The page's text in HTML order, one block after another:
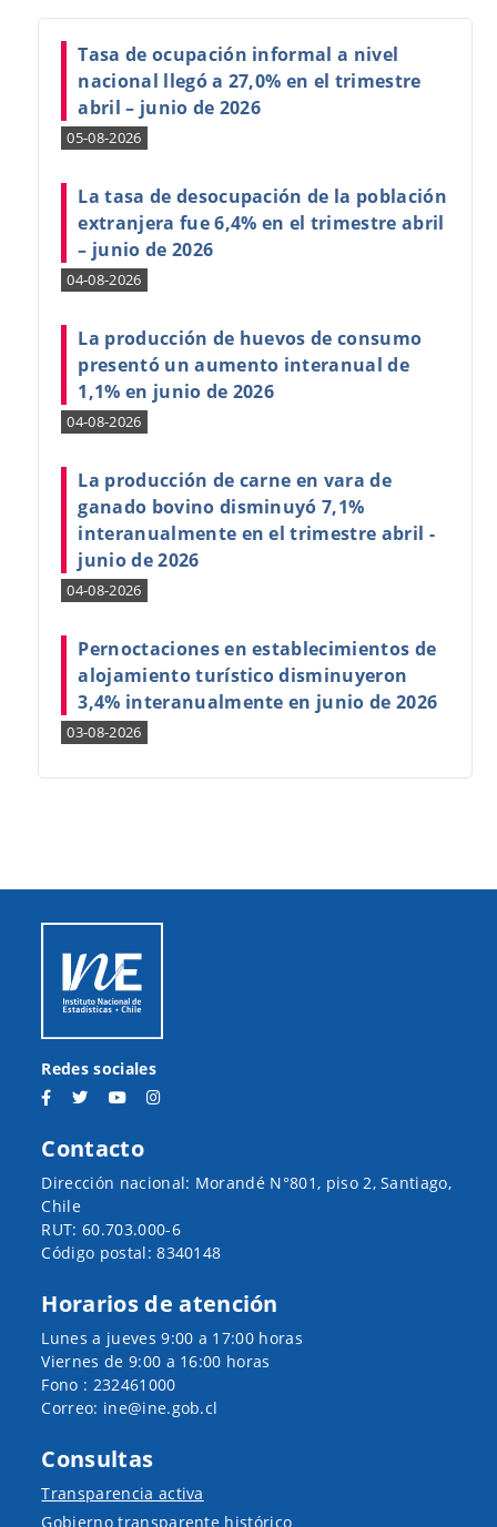
Tasa de ocupación informal a nivel
nacional llegó a 27,0% en el trimestre
abril – junio de 2026
05-08-2026
La tasa de desocupación de la población
extranjera fue 6,4% en el trimestre abril
– junio de 2026
04-08-2026
La producción de huevos de consumo
presentó un aumento interanual de
1,1% en junio de 2026
04-08-2026
La producción de carne en vara de
ganado bovino disminuyó 7,1%
interanualmente en el trimestre abril -
junio de 2026
04-08-2026
Pernoctaciones en establecimientos de
alojamiento turístico disminuyeron
3,4% interanualmente en junio de 2026
03-08-2026
Redes sociales
Contacto
Dirección nacional: Morandé N°801, piso 2, Santiago,
Chile
RUT: 60.703.000-6
Código postal: 8340148
Horarios de atención
Lunes a jueves 9:00 a 17:00 horas
Viernes de 9:00 a 16:00 horas
Fono : 232461000
Correo: ine@ine.gob.cl
Consultas
Transparencia activa
Gobierno transparente histórico